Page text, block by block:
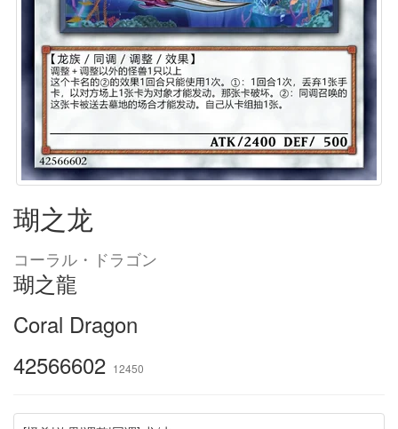
瑚之龙
コーラル・ドラゴン
瑚之龍
Coral Dragon
42566602 12450